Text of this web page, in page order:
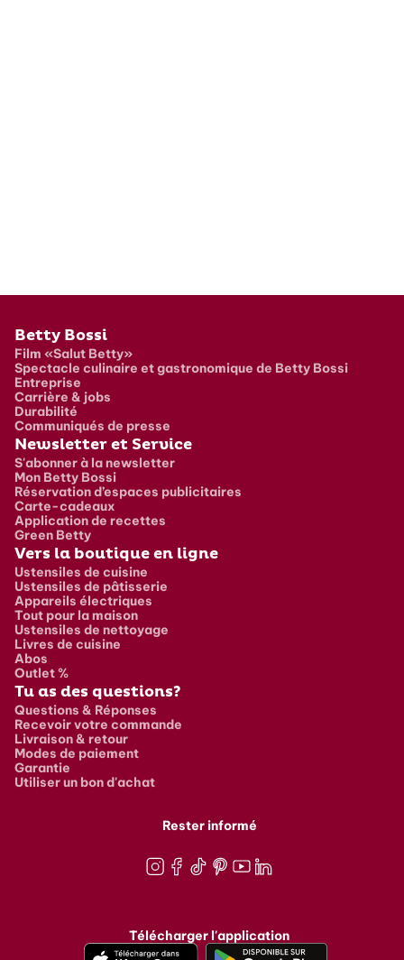
Pied de page
Betty Bossi
Film «Salut Betty»
Spectacle culinaire et gastronomique de Betty Bossi
Entreprise
Carrière & jobs
Durabilité
Communiqués de presse
Newsletter et Service
S'abonner à la newsletter
Mon Betty Bossi
Réservation d’espaces publicitaires
Carte-cadeaux
Application de recettes
Green Betty
Vers la boutique en ligne
Ustensiles de cuisine
Ustensiles de pâtisserie
Appareils électriques
Tout pour la maison
Ustensiles de nettoyage
Livres de cuisine
Abos
Outlet %
Tu as des questions?
Questions & Réponses
Recevoir votre commande
Livraison & retour
Modes de paiement
Garantie
Utiliser un bon d'achat
Rester informé
Télécharger l'application